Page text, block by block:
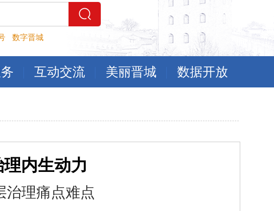
数字晋城
互动交流 美丽晋城 数据开放
内生动力
治理痛点难点